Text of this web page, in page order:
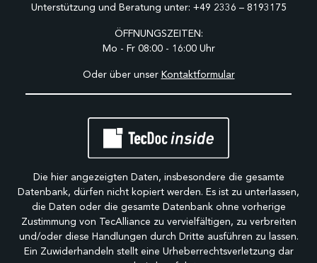
Unterstützung und Beratung unter: +49 2336 – 8193175
ÖFFNUNGSZEITEN:
Mo - Fr 08:00 - 16:00 Uhr
Oder über unser Kontaktformular
Die hier angezeigten Daten, insbesondere die gesamte
Datenbank, dürfen nicht kopiert werden. Es ist zu unterlassen,
die Daten oder die gesamte Datenbank ohne vorherige
Zustimmung von TecAlliance zu vervielfältigen, zu verbreiten
und/oder diese Handlungen durch Dritte ausführen zu lassen.
Ein Zuwiderhandeln stellt eine Urheberrechtsverletzung dar